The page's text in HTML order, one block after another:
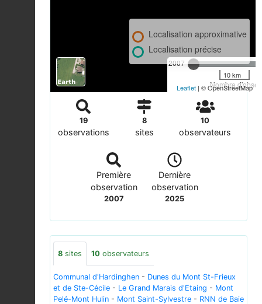
2007
Nombre
Localisation approximative
Localisation précise
10 km
Leaflet | © OpenStreetMap
19
observations
8
sites
10
observateurs
Première
observation
2007
Dernière
observation
2025
8 sites 10 observateurs
Communal d'Hardinghen - Dunes du Mont St-Frieux
et de Ste-Cécile - Le Grand Marais d'Etaing - Mont
Pelé-Mont Hulin - Mont Saint-Sylvestre - RNN de Baie